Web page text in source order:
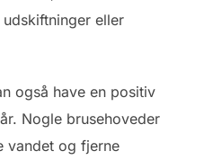
eller
også have en positiv
Nogle brusehoveder
vandet og fjerne